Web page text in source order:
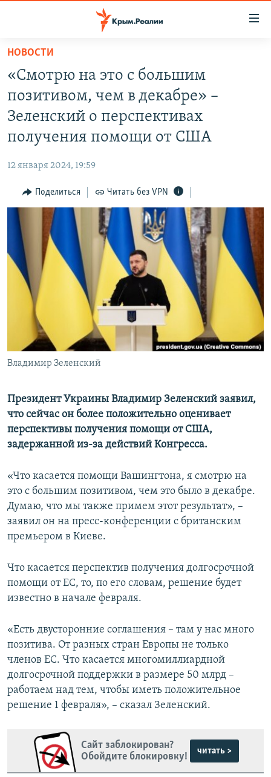
Вернуться
основному
содержанию
Вернутся
главной
Вернутся
поиску
СПЕЦПРОЕКТЫ
ВОДА
ИНТЕРАКТИВ
ИНФОГРАФИКА
ТЕЛЕПРОЕКТ КРЫМ.РЕАЛИИ
СОВЕТЫ ПРАВОЗАЩИТНИКОВ
ПРОПАВШИЕ БЕЗ ВЕСТИ
ПОБЕДИТЕЛЕЙ НЕ СУДЯТ?
КРЫМ.НЕПОКОРЕННЫЙ
ELIFBE
УКРАИНСКАЯ ПРОБЛЕМА КРЫМА
РАДІО СВОБОДА
КАК ОБОЙТИ БЛОКИРОВКУ
Українською
Qırımtatar
ПРИСОЕДИНЯЙТЕСЬ!
Все сайты RFE/RL
НОВОСТИ
«Смотрю на это с большим
позитивом, чем в декабре» –
Зеленский о перспективах
получения помощи от США
12 января 2024, 19:59
Поделиться Читать без VPN
Владимир Зеленский
Президент Украины Владимир Зеленский заявил,
что сейчас он более положительно оценивает
перспективы получения помощи от США,
задержанной из-за действий Конгресса.
«Что касается помощи Вашингтона, я смотрю на
это с большим позитивом, чем это было в декабре.
Думаю, что мы также примем этот результат», –
заявил он на пресс-конференции с британским
премьером в Киеве.
Что касается перспектив получения долгосрочной
помощи от ЕС, то, по его словам, решение будет
известно в начале февраля.
«Есть двусторонние соглашения – там у нас много
позитива. От разных стран Европы не только
членов ЕС. Что касается многомиллиардной
долгосрочной поддержки в размере 50 млрд –
работаем над тем, чтобы иметь положительное
решение 1 февраля», – сказал Зеленский.
Сайт заблокирован?
Обойдите блокировку!
читать >